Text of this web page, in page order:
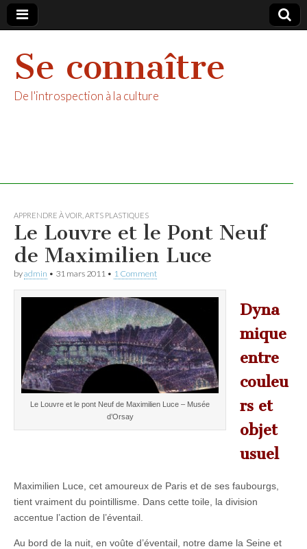
Se connaître
De l'introspection à la culture
APPRENDRE À VOIR ARTS PLASTIQUES
Le Louvre et le Pont Neuf
de Maximilien Luce
byadmin • 31 mars 2011 • 1 Comment
Le Louvre et le pont Neuf de Maximilien Luce – Musée
d’Orsay
Dyna
mique
entre
couleu
rs et
objet
usuel
Maximilien Luce, cet amoureux de Paris et de ses faubourgs,
tient vraiment du pointillisme. Dans cette toile, la division
accentue l’action de l’éventail.
Au bord de la nuit, en voûte d’éventail, notre dame la Seine et